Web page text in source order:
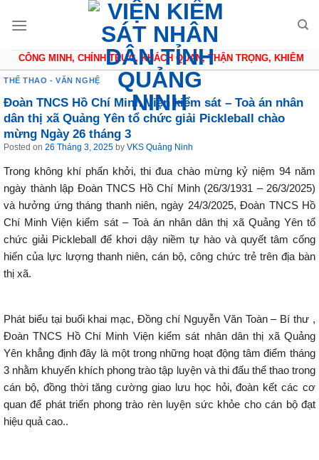
CÔNG MINH, CHÍNH TRỰC, KHÁCH QUAN, THẬN TRỌNG, KHIÊM TỐN
THỂ THAO - VĂN NGHỆ
Đoàn TNCS Hồ Chí Minh Viện kiểm sát – Toà án nhân
dân thị xã Quảng Yên tổ chức giải Pickleball chào
mừng Ngày 26 tháng 3
Posted on 26 Tháng 3, 2025 by VKS Quảng Ninh
Trong không khí phấn khởi, thi đua chào mừng kỷ niệm 94 năm
ngày thành lập Đoàn TNCS Hồ Chí Minh (26/3/1931 – 26/3/2025)
và hưởng ứng tháng thanh niên, ngày 24/3/2025, Đoàn TNCS Hồ
Chí Minh Viện kiểm sát – Toà án nhân dân thị xã Quảng Yên tổ
chức giải Pickleball để khơi dậy niềm tự hào và quyết tâm cống
hiến của lực lượng thanh niên, cán bộ, công chức trẻ trên địa bàn
thị xã.
Phát biểu tại buổi khai mạc, Đồng chí Nguyễn Văn Toàn – Bí thư ,
Đoàn TNCS Hồ Chí Minh Viện kiểm sát nhân dân thị xã Quảng
Yên khẳng định đây là một trong những hoạt động tâm điểm tháng
3 nhằm khuyến khích phong trào tập luyện và thi đấu thể thao trong
cán bộ, đồng thời tăng cường giao lưu học hỏi, đoàn kết các cơ
quan để phát triển phong trào rèn luyện sức khỏe cho cán bộ đạt
hiệu quả cao..